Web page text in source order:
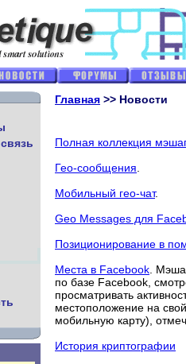
Главная >> Новости
Полная коллекция
Гео-сообщения
Мобильный гео-чат.
Geo Messages для
Позиционирование в
Места в Facebook .
по базе Facebook,
просматривать
местоположение на
мобильную карту),
История криптографии